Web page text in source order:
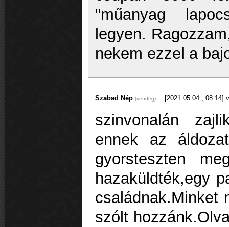
"műanyag
legyen.
nekem ezzel a
Szabad Nép (vendég) [2021.05.04., 08:14]
szinvonalán
ennek az
gyorsteszten
hazaküldték,egy
családnak.Minket
szólt